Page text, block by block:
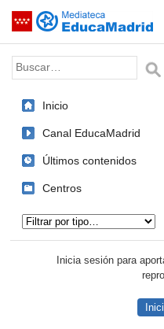
Saltar navegación
Palabra o frase:
Inicio
Canal EducaMadrid
Últimos contenidos
Centros
Inicia sesión para